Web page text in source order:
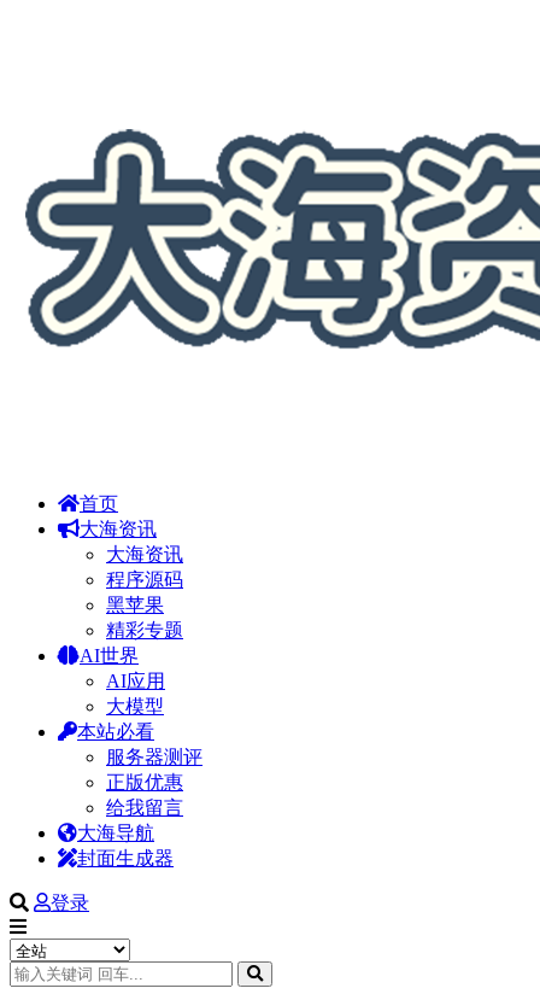
首页
大海资讯
大海资讯
程序源码
黑苹果
精彩专题
AI世界
AI应用
大模型
本站必看
服务器测评
正版优惠
给我留言
大海导航
封面生成器
登录